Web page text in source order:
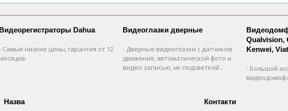
Видеорегистраторы Dahua
Самые низкие цены, гарантия от 12
месяцев.
Видеоглазки дверные
Дверные видеоглазки с датчиком
движения, автоматической фото и
видео записью, ик подсветкой...
Qualvision,
Kenwei,
Большой